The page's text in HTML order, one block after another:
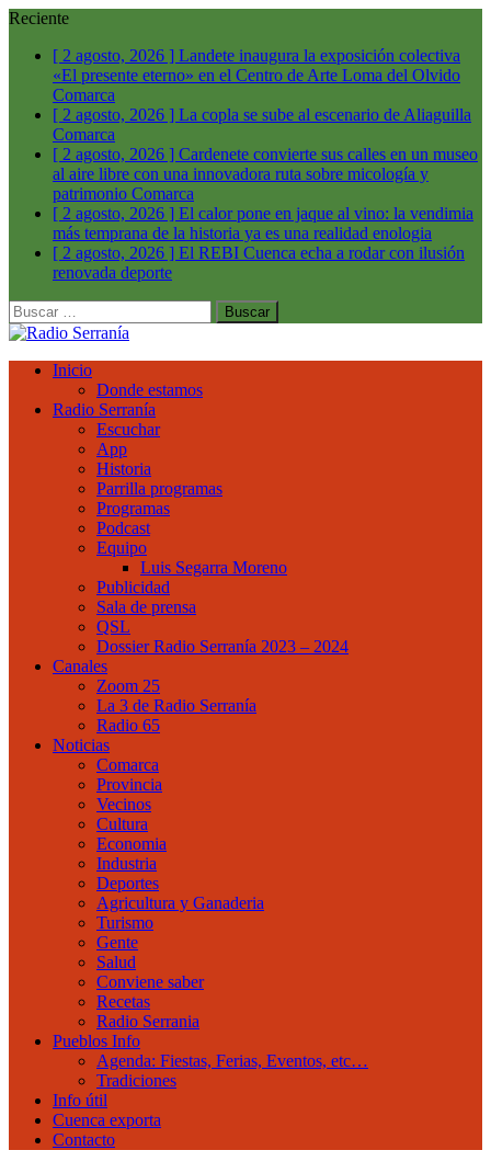
Reciente
[ 2 agosto, 2026 ] Landete inaugura la exposición colectiva
«El presente eterno» en el Centro de Arte Loma del Olvido
Comarca
[ 2 agosto, 2026 ] La copla se sube al escenario de Aliaguilla
Comarca
[ 2 agosto, 2026 ] Cardenete convierte sus calles en un museo
al aire libre con una innovadora ruta sobre micología y
patrimonio Comarca
[ 2 agosto, 2026 ] El calor pone en jaque al vino: la vendimia
más temprana de la historia ya es una realidad enologia
[ 2 agosto, 2026 ] El REBI Cuenca echa a rodar con ilusión
renovada deporte
Buscar:
Inicio
Donde estamos
Radio Serranía
Escuchar
App
Historia
Parrilla programas
Programas
Podcast
Equipo
Luis Segarra Moreno
Publicidad
Sala de prensa
QSL
Dossier Radio Serranía 2023 – 2024
Canales
Zoom 25
La 3 de Radio Serranía
Radio 65
Noticias
Comarca
Provincia
Vecinos
Cultura
Economia
Industria
Deportes
Agricultura y Ganaderia
Turismo
Gente
Salud
Conviene saber
Recetas
Radio Serrania
Pueblos Info
Agenda: Fiestas, Ferias, Eventos, etc…
Tradiciones
Info útil
Cuenca exporta
Contacto